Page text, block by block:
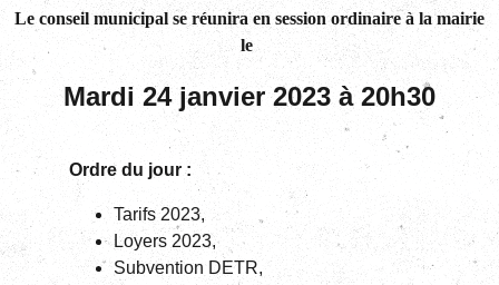
Le conseil municipal se réunira en session ordinaire à la mairie
le
Mardi 24 janvier 2023 à 20h30
Ordre du jour :
Tarifs 2023,
Loyers 2023,
Subvention DETR,